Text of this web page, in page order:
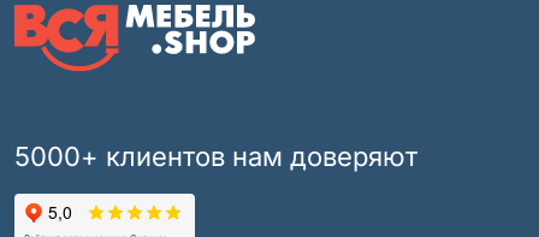
5000+ клиентов нам доверяют